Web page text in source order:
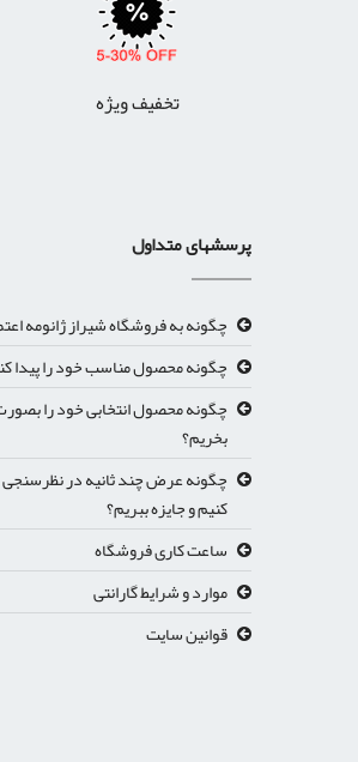
تخفیف ویژه
پرسشهای متداول
چگونه به فروشگاه شیراز ژانومه
چگونه محصول مناسب خود را پیدا
چگونه محصول انتخابی خود را
بخریم؟
چگونه عرض چند ثانیه در
کنیم و جایزه ببریم؟
ساعت کاری فروشگاه
موارد و شرایط گارانتی
قوانین سایت